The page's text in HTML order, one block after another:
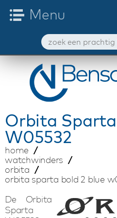
Orbita
W05532
home
watchwinders
orbita
orbita sparta bold 2 blue
De Orbita
Sparta